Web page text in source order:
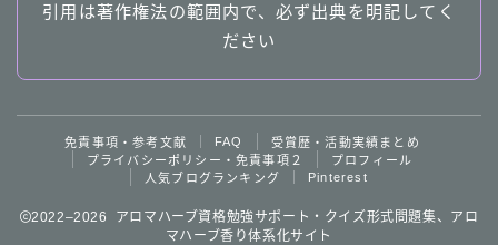
引用は著作権法の範囲内で、必ず出典を明記してく
ださい
免責事項・参考文献 FAQ
受賞歴・活動実績まとめ
プライバシーポリシー・免責事項２
プロフィール
人気ブログランキング
Pinterest
2022–2026 アロマハーブ資格勉強サポート・クイズ形式問題集、アロ
マハーブ香り体系化サイト